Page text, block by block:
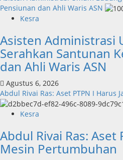
Pensiunan dan Ahli Waris ASN
Kesra
Asisten Administrasi
Serahkan Santunan
dan Ahli Waris ASN
Agustus 6, 2026
Abdul Rivai Ras: Aset PTPN I Harus
Kesra
Abdul Rivai Ras: Aset
Mesin Pertumbuhan